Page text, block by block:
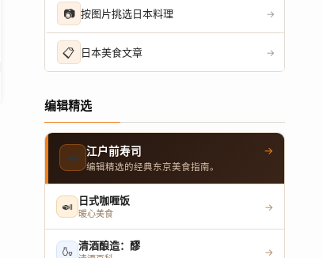
📷 按图片挑选日本料理 →
📋 日本美食文章 →
编辑精选
🍣 江户前寿司
编辑精选的经典东京美食指南。
→
🍛 日式咖喱饭
暖心美食
→
🍶 清酒酿造：醪 →